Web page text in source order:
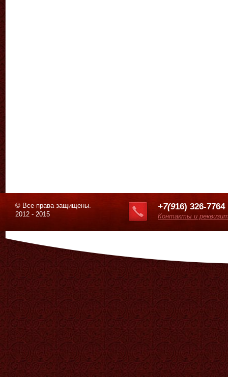
© Все права защищены.
2012 - 2015
+7(916) 326-7764
Контакты и